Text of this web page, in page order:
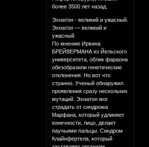
более 3500 лет назад.
Эхнатон - великий и ужасный.
Эхнатон — великий и
ужасный.
По мнению Ирвина
БРЕЙВЕРМАНА из Йельского
университета, облик фараона
обезобразили генетические
отклонения. Но вот что
странно. Ученый обнаружил
проявления сразу нескольких
мутаций. Эхнатон мог
страдать от синдрома
Марфана, который удлиняет
конечности, лицо, делает
паучьими пальцы. Синдром
Клайнфертела, который